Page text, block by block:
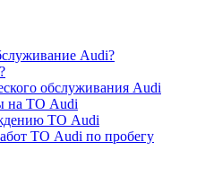
Audi?
обслуживания Audi
на ТО Audi
ТО Audi
ТО Audi по пробегу